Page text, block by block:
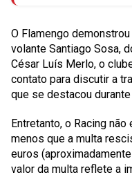
O Flamengo
volante Santiago Sosa,
César Luís Merlo, o
contato para discutir a
que se destacou
Entretanto, o Racing
menos que a multa
euros
valor da multa reflete a